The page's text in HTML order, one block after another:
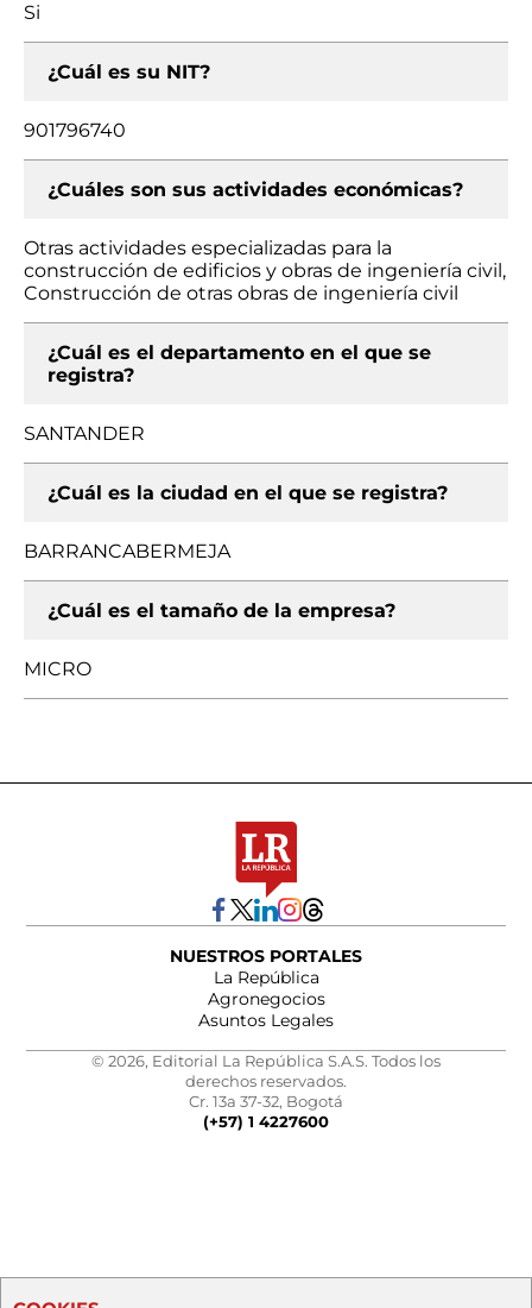
Si
¿Cuál es su NIT?
901796740
¿Cuáles son sus actividades económicas?
Otras actividades especializadas para la
construcción de edificios y obras de ingeniería civil,
Construcción de otras obras de ingeniería civil
¿Cuál es el departamento en el que se
registra?
SANTANDER
¿Cuál es la ciudad en el que se registra?
BARRANCABERMEJA
¿Cuál es el tamaño de la empresa?
MICRO
NUESTROS PORTALES
La República
Agronegocios
Asuntos Legales
© 2026, Editorial La República S.A.S. Todos los
derechos reservados.
Cr. 13a 37-32, Bogotá
(+57) 1 4227600